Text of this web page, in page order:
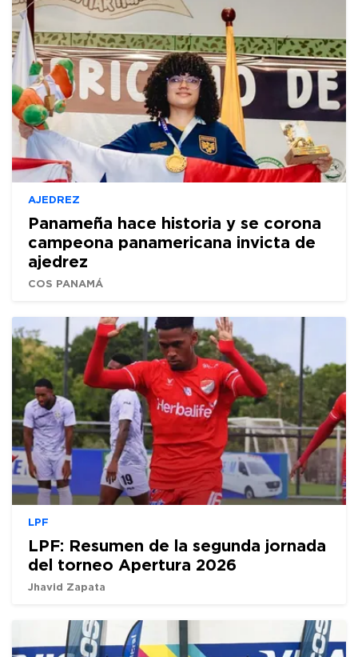
AJEDREZ
Panameña hace historia y se corona
campeona panamericana invicta de
ajedrez
COS PANAMÁ
LPF
LPF: Resumen de la segunda jornada
del torneo Apertura 2026
Jhavid Zapata